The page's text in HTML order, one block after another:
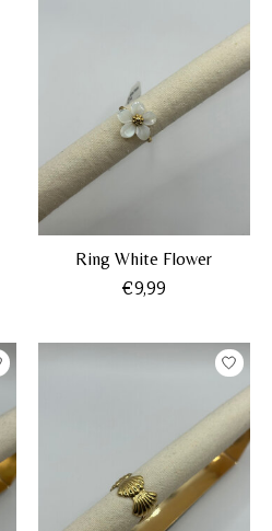
Ring White Flower
€9,99